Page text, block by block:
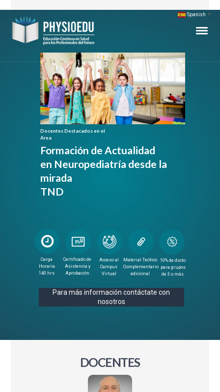
Formación de Actualidad
en Neuropediatría desde la
mirada
TND
Carga
Horaria
140 hrs
Certificado de
Asistencia y
Aprobación
Acceso al
Campus
Virtual
Material Teótico
Complementario
adicional
10% de dscto
para grupos
de 3 o más.
Para más información contáctate con
nosotros
Docentes Destacados en el
Area
DOCENTES
Spanish ▼